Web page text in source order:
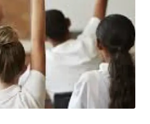
imunitară se face prin
care o produc germenii
ambiant la